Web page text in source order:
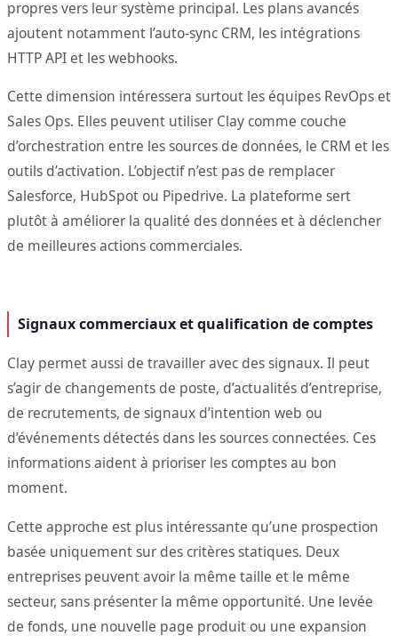
propres vers leur système principal. Les plans avancés
ajoutent notamment l’auto-sync CRM, les intégrations
HTTP API et les webhooks.
Cette dimension intéressera surtout les équipes RevOps et
Sales Ops. Elles peuvent utiliser Clay comme couche
d’orchestration entre les sources de données, le CRM et les
outils d’activation. L’objectif n’est pas de remplacer
Salesforce, HubSpot ou Pipedrive. La plateforme sert
plutôt à améliorer la qualité des données et à déclencher
de meilleures actions commerciales.
Signaux commerciaux et qualification de comptes
Clay permet aussi de travailler avec des signaux. Il peut
s’agir de changements de poste, d’actualités d’entreprise,
de recrutements, de signaux d’intention web ou
d’événements détectés dans les sources connectées. Ces
informations aident à prioriser les comptes au bon
moment.
Cette approche est plus intéressante qu’une prospection
basée uniquement sur des critères statiques. Deux
entreprises peuvent avoir la même taille et le même
secteur, sans présenter la même opportunité. Une levée
de fonds, une nouvelle page produit ou une expansion